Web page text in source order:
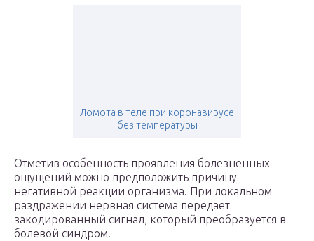
Ломота в теле при коронавирусе
без температуры
Отметив особенность проявления болезненных
ощущений можно предположить причину
негативной реакции организма. При локальном
раздражении нервная система передает
закодированный сигнал, который преобразуется в
болевой синдром.